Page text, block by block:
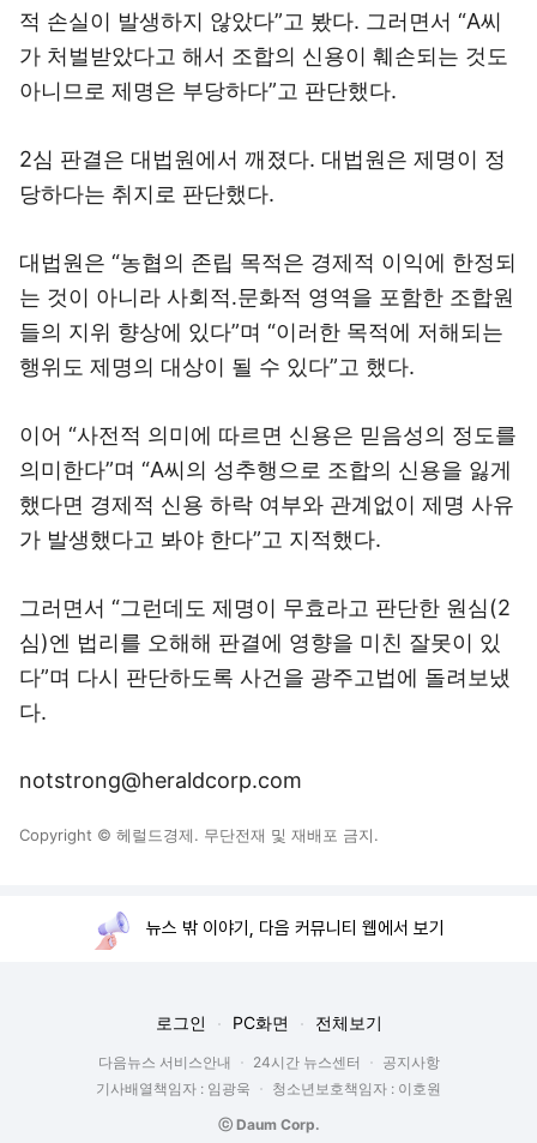
적 손실이 발생하지 않았다”고 봤다. 그러면서 “A씨
가 처벌받았다고 해서 조합의 신용이 훼손되는 것도
아니므로 제명은 부당하다”고 판단했다.
2심 판결은 대법원에서 깨졌다. 대법원은 제명이 정
당하다는 취지로 판단했다.
대법원은 “농협의 존립 목적은 경제적 이익에 한정되
는 것이 아니라 사회적․문화적 영역을 포함한 조합원
들의 지위 향상에 있다”며 “이러한 목적에 저해되는
행위도 제명의 대상이 될 수 있다”고 했다.
이어 “사전적 의미에 따르면 신용은 믿음성의 정도를
의미한다”며 “A씨의 성추행으로 조합의 신용을 잃게
했다면 경제적 신용 하락 여부와 관계없이 제명 사유
가 발생했다고 봐야 한다”고 지적했다.
그러면서 “그런데도 제명이 무효라고 판단한 원심(2
심)엔 법리를 오해해 판결에 영향을 미친 잘못이 있
다”며 다시 판단하도록 사건을 광주고법에 돌려보냈
다.
notstrong@heraldcorp.com
Copyright © 헤럴드경제. 무단전재 및 재배포 금지.
뉴스 밖 이야기, 다음 커뮤니티 웹에서 보기
로그인 PC화면 전체보기
다음뉴스 서비스안내 24시간 뉴스센터
공지사항
기사배열책임자 : 임광욱
청소년보호책임자 : 이호원
ⓒ Daum Corp.